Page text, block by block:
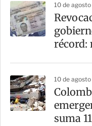
10 de
récord:
10 de
suma